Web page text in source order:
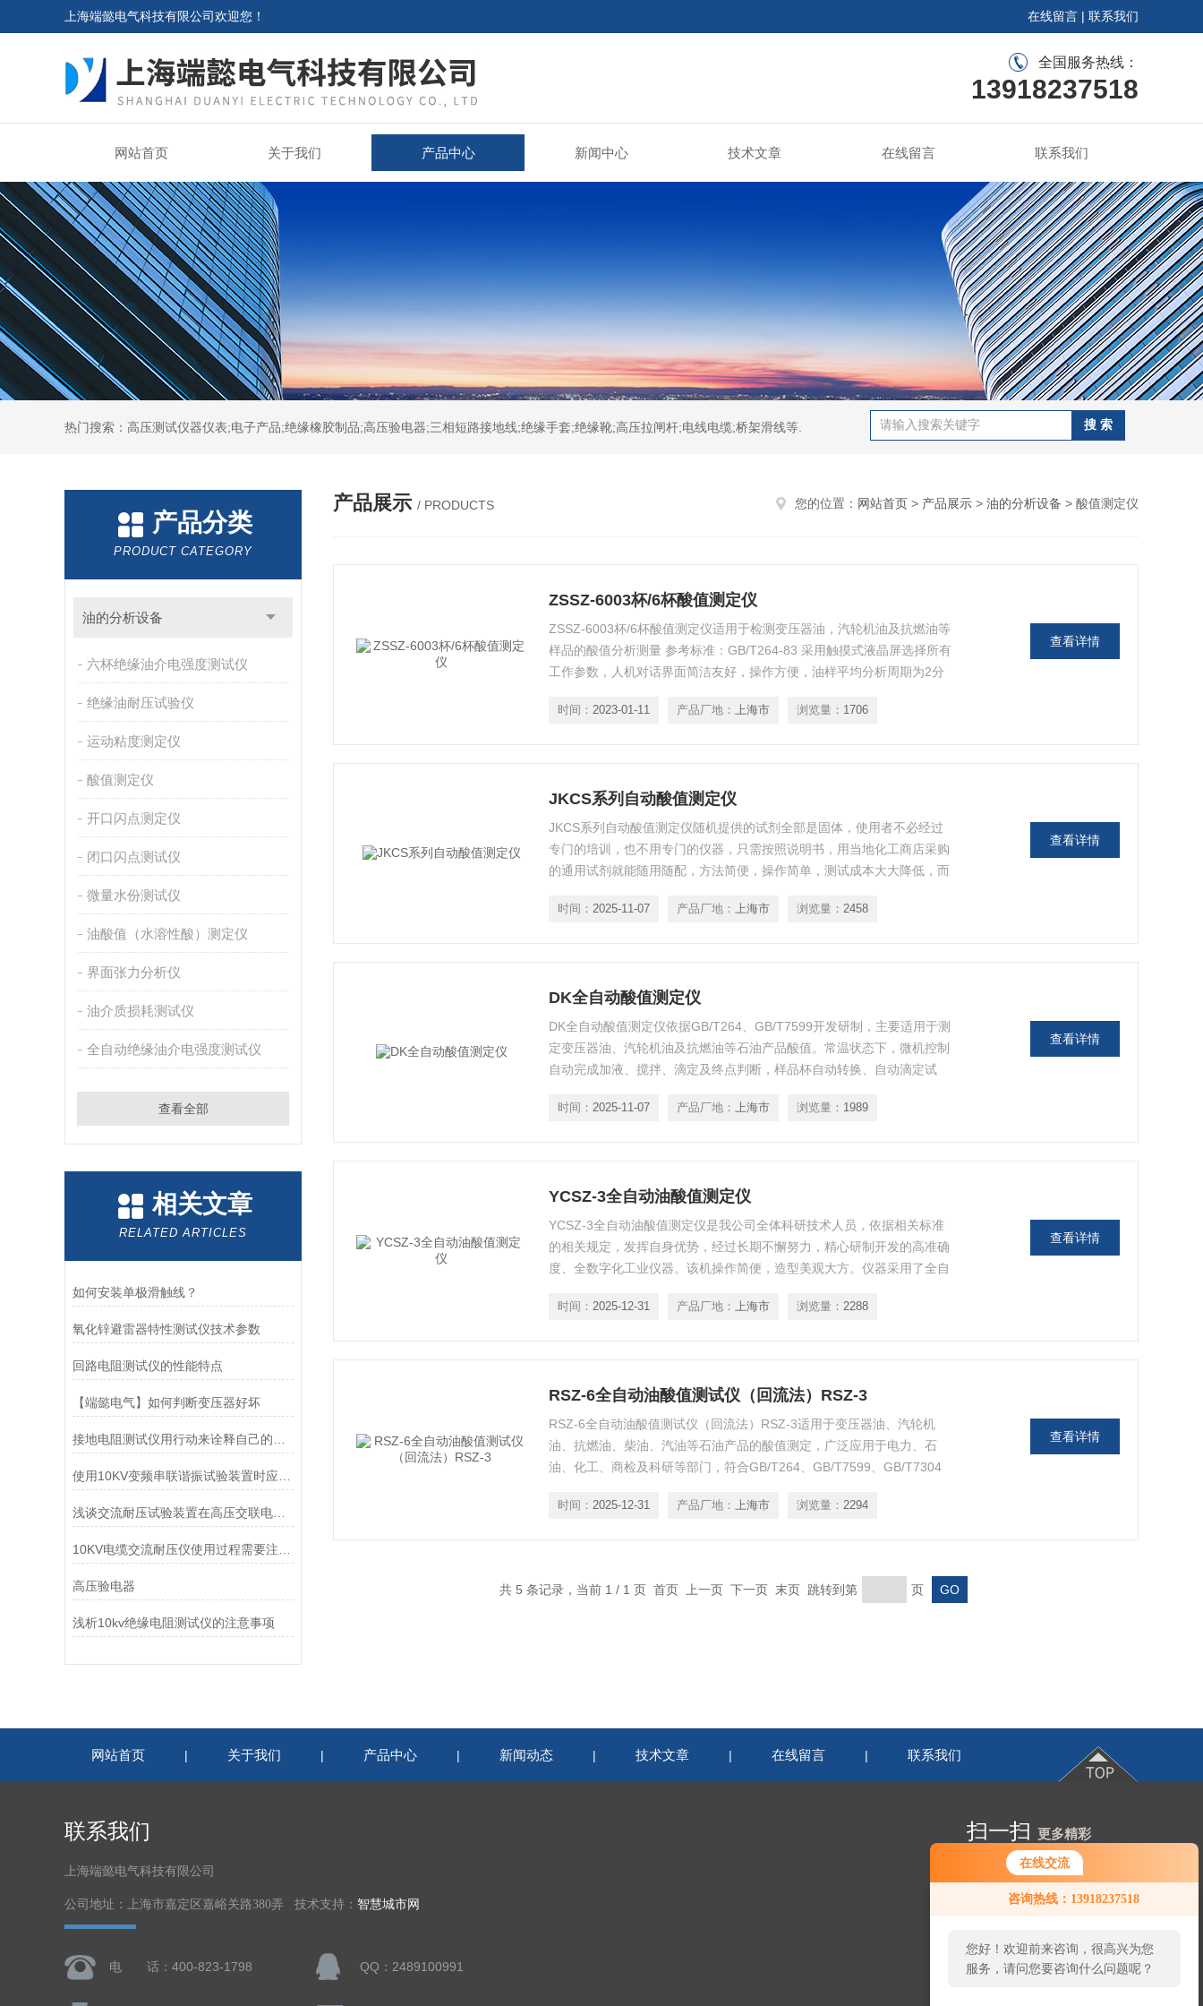
在线交流
咨询热线：13918237518
您好！欢迎前来咨询，很高兴为您
服务，请问您要咨询什么问题呢？
上海端懿电气科技有限公司欢迎您！ 在线留言 | 联系我们
全国服务热线：
13918237518
网站首页 关于我们 产品中心 新闻中心 技术文章 在线留言 联系我们
热门搜索：高压测试仪器仪表;电子产品;绝缘橡胶制品;高压验电器;三相短路接地线;绝缘手套;绝缘靴;高压拉闸杆;电线电缆;桥架滑线等.
产品分类
PRODUCT CATEGORY
油的分析设备
六杯绝缘油介电强度测试仪
绝缘油耐压试验仪
运动粘度测定仪
酸值测定仪
开口闪点测定仪
闭口闪点测试仪
微量水份测试仪
油酸值（水溶性酸）测定仪
界面张力分析仪
油介质损耗测试仪
全自动绝缘油介电强度测试仪
查看全部
相关文章
RELATED ARTICLES
如何安装单极滑触线？
氧化锌避雷器特性测试仪技术参数
回路电阻测试仪的性能特点
【端懿电气】如何判断变压器好坏
浅谈交流耐压试验装置在高压交联电缆耐压试验中的运用
高压验电器
浅析10kv绝缘电阻测试仪的注意事项
产品展示 / PRODUCTS 您的位置： 网站首页 > 产品展示 > 油的分析设备 > 酸值测定仪
ZSSZ-6003杯/6杯酸值测定仪
ZSSZ-6003杯/6杯酸值测定仪适用于检测变压器油，汽轮机油及抗燃油等
样品的酸值分析测量 参考标准：GB/T264-83 采用触摸式液晶屏选择所有
工作参数，人机对话界面简洁友好，操作方便，油样平均分析周期为2分
存储，以保证无塑料添加剂污染物
时间： 2023-01-11 产品厂地： 上海市 浏览量： 1706
查看详情
JKCS系列自动酸值测定仪
JKCS系列自动酸值测定仪随机提供的试剂全部是固体，使用者不必经过
专门的培训，也不用专门的仪器，只需按照说明书，用当地化工商店采购
的通用试剂就能随用随配，方法简便，操作简单，测试成本大大降低，而
时间： 2025-11-07 产品厂地： 上海市 浏览量： 2458
查看详情
DK全自动酸值测定仪
DK全自动酸值测定仪依据GB/T264、GB/T7599开发研制，主要适用于测
定变压器油、汽轮机油及抗燃油等石油产品酸值。常温状态下，微机控制
自动完成加液、搅拌、滴定及终点判断，样品杯自动转换、自动滴定试
油、化工、高校、商检及科研等部门。
时间： 2025-11-07 产品厂地： 上海市 浏览量： 1989
查看详情
YCSZ-3全自动油酸值测定仪
YCSZ-3全自动油酸值测定仪是我公司全体科研技术人员，依据相关标准
的相关规定，发挥自身优势，经过长期不懈努力，精心研制开发的高准确
度、全数字化工业仪器。该机操作简便，造型美观大方。仪器采用了全自
发的背景空白扣除和滴定终点逻辑判定程序，所以测量的精密度和准确度
时间： 2025-12-31 产品厂地： 上海市 浏览量： 2288
查看详情
RSZ-6全自动油酸值测试仪（回流法）RSZ-3
RSZ-6全自动油酸值测试仪（回流法）RSZ-3适用于变压器油、汽轮机
油、抗燃油、柴油、汽油等石油产品的酸值测定，广泛应用于电力、石
油、化工、商检及科研等部门，符合GB/T264、GB/T7599、GB/T7304
时间： 2025-12-31 产品厂地： 上海市 浏览量： 2294
查看详情
共 5 条记录，当前 1 / 1 页 首页 上一页 下一页 末页 跳转到第 页
网站首页 | 关于我们 | 产品中心 | 新闻动态 | 技术文章 | 在线留言 | 联系我们
联系我们
上海端懿电气科技有限公司
公司地址：上海市嘉定区嘉峪关路380弄 技术支持： 智慧城市网
电 话：400-823-1798 QQ：2489100991
扫一扫 更多精彩